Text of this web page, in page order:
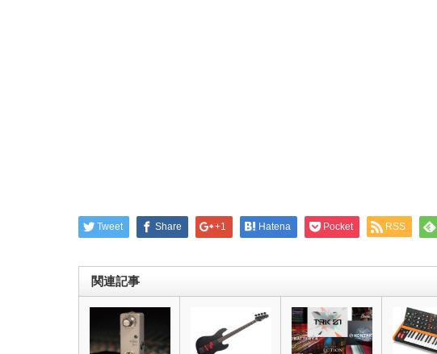
Tweet Share +1 Hatena Pocket RSS
関連記事